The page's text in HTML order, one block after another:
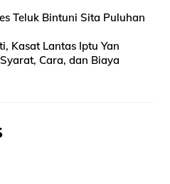
Teluk Bintuni Sita Puluhan
Kasat Lantas Iptu Yan
Cara, dan Biaya